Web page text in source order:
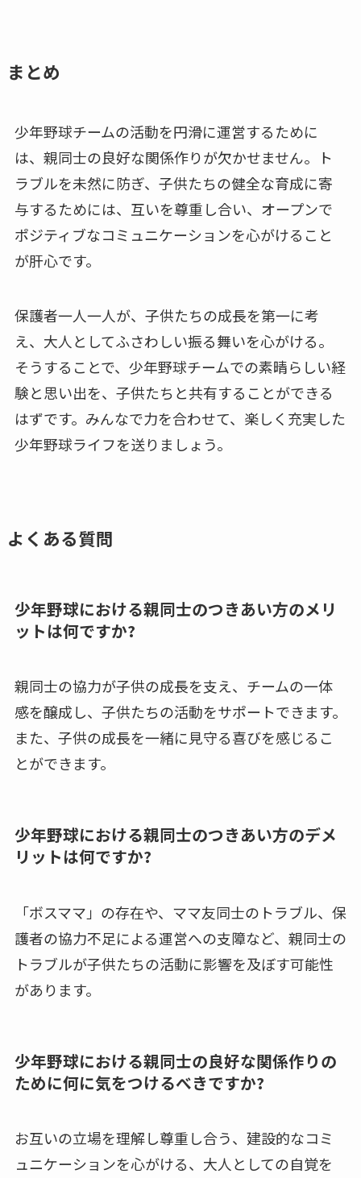
まとめ
少年野球チームの活動を円滑に運営するために
は、親同士の良好な関係作りが欠かせません。ト
ラブルを未然に防ぎ、子供たちの健全な育成に寄
与するためには、互いを尊重し合い、オープンで
ポジティブなコミュニケーションを心がけること
が肝心です。
保護者一人一人が、子供たちの成長を第一に考
え、大人としてふさわしい振る舞いを心がける。
そうすることで、少年野球チームでの素晴らしい経
験と思い出を、子供たちと共有することができる
はずです。みんなで力を合わせて、楽しく充実した
少年野球ライフを送りましょう。
よくある質問
少年野球における親同士のつきあい方のメリ
ットは何ですか?
親同士の協力が子供の成長を支え、チームの一体
感を醸成し、子供たちの活動をサポートできます。
また、子供の成長を一緒に見守る喜びを感じるこ
とができます。
少年野球における親同士のつきあい方のデメ
リットは何ですか?
「ボスママ」の存在や、ママ友同士のトラブル、保
護者の協力不足による運営への支障など、親同士の
トラブルが子供たちの活動に影響を及ぼす可能性
があります。
少年野球における親同士の良好な関係作りの
ために何に気をつけるべきですか?
お互いの立場を理解し尊重し合う、建設的なコミ
ュニケーションを心がける、大人としての自覚を